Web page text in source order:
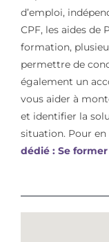
d’emploi,
CPF, les aides de
formation,
permettre de
également un
vous aider à
et identifier la
situation. Pour
dédié : Se